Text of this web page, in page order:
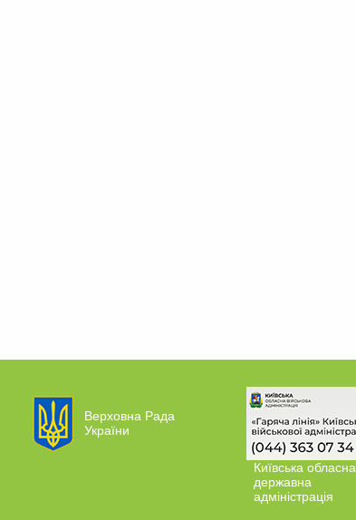
Верховна Рада
України
Київська обласна
державна
адміністрація